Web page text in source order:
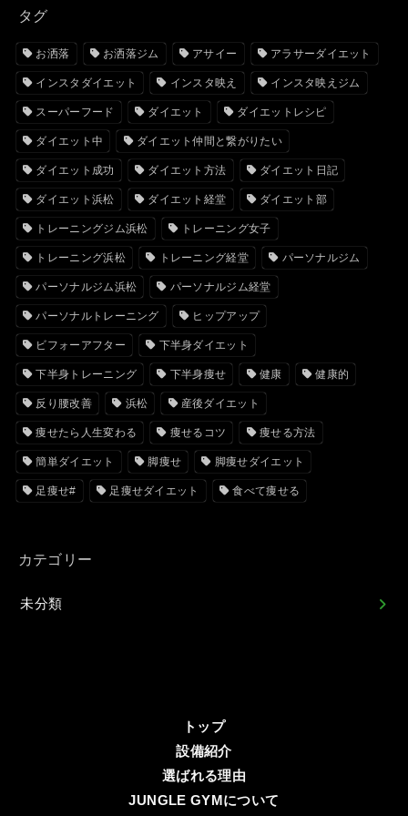
タグ
お洒落 お洒落ジム アサイー アラサーダイエット
インスタダイエット インスタ映え インスタ映えジム
スーパーフード ダイエット ダイエットレシピ
ダイエット中 ダイエット仲間と繋がりたい
ダイエット成功 ダイエット方法 ダイエット日記
ダイエット浜松 ダイエット経堂 ダイエット部
トレーニングジム浜松 トレーニング女子
トレーニング浜松 トレーニング経堂 パーソナルジム
パーソナルジム浜松 パーソナルジム経堂
パーソナルトレーニング ヒップアップ
ビフォーアフター 下半身ダイエット
下半身トレーニング 下半身痩せ 健康 健康的
反り腰改善 浜松 産後ダイエット
痩せたら人生変わる 痩せるコツ 痩せる方法
簡単ダイエット 脚痩せ 脚痩せダイエット
足痩せ# 足痩せダイエット 食べて痩せる
カテゴリー
未分類
トップ
設備紹介
選ばれる理由
JUNGLE GYMについて